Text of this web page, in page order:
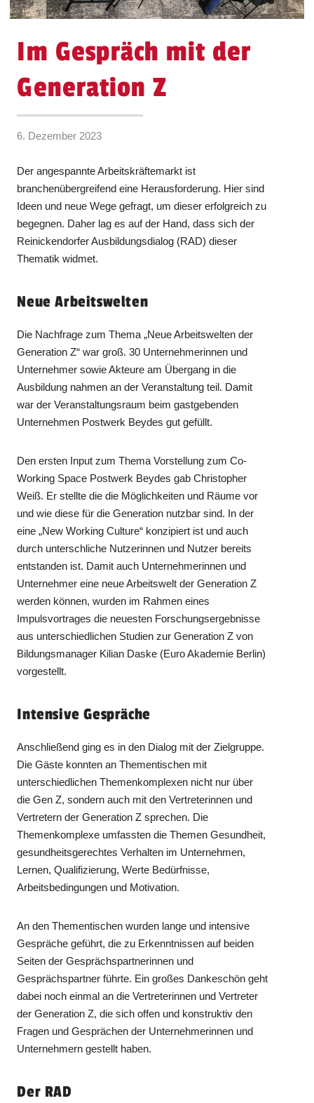
Im Gespräch mit der
Generation Z
6. Dezember 2023
Der angespannte Arbeitskräftemarkt ist
branchenübergreifend eine Herausforderung. Hier sind
Ideen und neue Wege gefragt, um dieser erfolgreich zu
begegnen. Daher lag es auf der Hand, dass sich der
Reinickendorfer Ausbildungsdialog (RAD) dieser
Thematik widmet.
Neue Arbeitswelten
Die Nachfrage zum Thema „Neue Arbeitswelten der
Generation Z“ war groß. 30 Unternehmerinnen und
Unternehmer sowie Akteure am Übergang in die
Ausbildung nahmen an der Veranstaltung teil. Damit
war der Veranstaltungsraum beim gastgebenden
Unternehmen Postwerk Beydes gut gefüllt.
Den ersten Input zum Thema Vorstellung zum Co-
Working Space Postwerk Beydes gab Christopher
Weiß. Er stellte die die Möglichkeiten und Räume vor
und wie diese für die Generation nutzbar sind. In der
eine „New Working Culture“ konzipiert ist und auch
durch unterschliche Nutzerinnen und Nutzer bereits
entstanden ist. Damit auch Unternehmerinnen und
Unternehmer eine neue Arbeitswelt der Generation Z
werden können, wurden im Rahmen eines
Impulsvortrages die neuesten Forschungsergebnisse
aus unterschiedlichen Studien zur Generation Z von
Bildungsmanager Kilian Daske (Euro Akademie Berlin)
vorgestellt.
Intensive Gespräche
Anschließend ging es in den Dialog mit der Zielgruppe.
Die Gäste konnten an Thementischen mit
unterschiedlichen Themenkomplexen nicht nur über
die Gen Z, sondern auch mit den Vertreterinnen und
Vertretern der Generation Z sprechen. Die
Themenkomplexe umfassten die Themen Gesundheit,
gesundheitsgerechtes Verhalten im Unternehmen,
Lernen, Qualifizierung, Werte Bedürfnisse,
Arbeitsbedingungen und Motivation.
An den Thementischen wurden lange und intensive
Gespräche geführt, die zu Erkenntnissen auf beiden
Seiten der Gesprächspartnerinnen und
Gesprächspartner führte. Ein großes Dankeschön geht
dabei noch einmal an die Vertreterinnen und Vertreter
der Generation Z, die sich offen und konstruktiv den
Fragen und Gesprächen der Unternehmerinnen und
Unternehmern gestellt haben.
Der RAD